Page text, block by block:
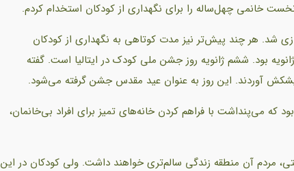
خانمی چهل‌ساله را برای نگهداری از کودکان استخدام کردم.
راه‌اندازی شد. هر چند پیش‌تر نیز مدت کوتاهی به نگهداری از کودکان
بود. ششم ژانویه روز جشن ملی کودک در ایتالیا است. گفته
آوردند. این روز به عنوان عید مقدس جشن گرفته می‌شود.
که می‌پنداشت با فراهم کردن خانه‌های تمیز برای افراد بی‌خانمان،
مردم آن منطقه زندگی‌ سالم‌تری خواهند داشت. ولی کودکان در این